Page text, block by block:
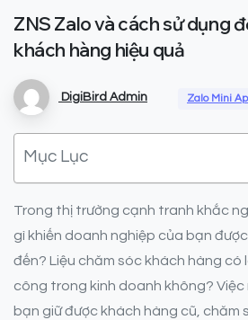
ZNSZalovàcáchsửdụng
khách hàng hiệu quả
DigiBird Admin Zalo Mini
Mục Lục
Trong thị trường cạnh tranh khắc
gì khiến doanh nghiệp của bạn
đến? Liệu chăm sóc khách hàng có
công trong kinh doanh không? Việc
bạn giữ được khách hàng cũ, chăm